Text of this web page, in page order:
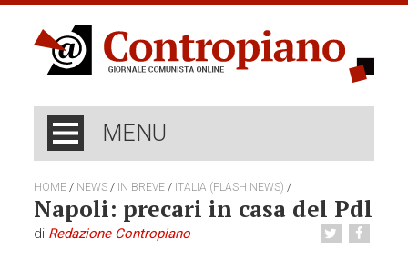
MENU
HOME / NEWS / IN BREVE / ITALIA (FLASH NEWS) /
Napoli: precari in casa del Pdl
di Redazione Contropiano